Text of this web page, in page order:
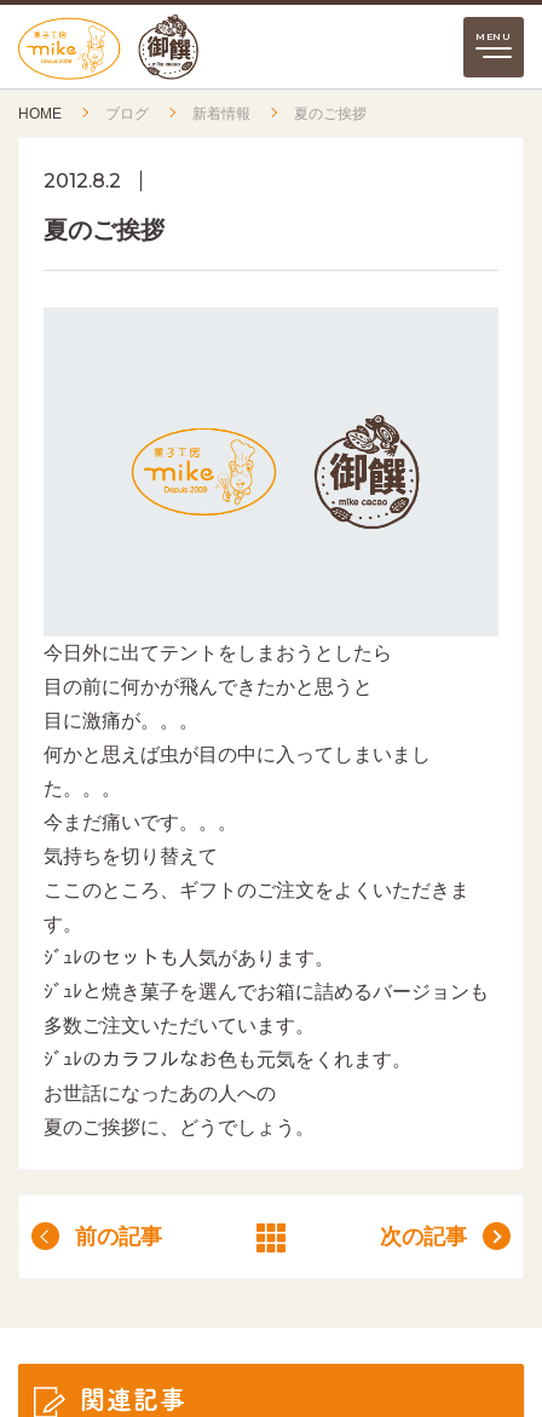
HOME ブログ 新着情報 夏のご挨拶
2012.8.2
夏のご挨拶
今日外に出てテントをしまおうとしたら
目の前に何かが飛んできたかと思うと
目に激痛が。。。
何かと思えば虫が目の中に入ってしまいまし
た。。。
今まだ痛いです。。。
気持ちを切り替えて
ここのところ、ギフトのご注文をよくいただきま
す。
ｼﾞｭﾚのセットも人気があります。
ｼﾞｭﾚと焼き菓子を選んでお箱に詰めるバージョンも
多数ご注文いただいています。
ｼﾞｭﾚのカラフルなお色も元気をくれます。
お世話になったあの人への
夏のご挨拶に、どうでしょう。
前の記事 次の記事
関連記事